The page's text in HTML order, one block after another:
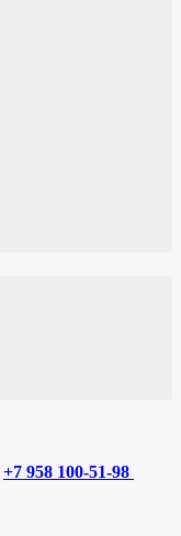
+7 958 100-51-98